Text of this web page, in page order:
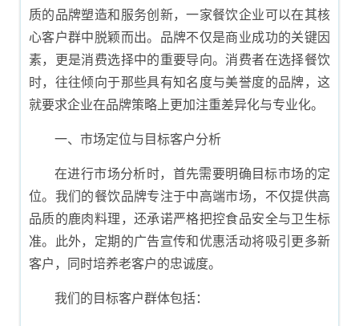
质的品牌塑造和服务创新，一家餐饮企业可以在其核
心客户群中脱颖而出。品牌不仅是商业成功的关键因
素，更是消费选择中的重要导向。消费者在选择餐饮
时，往往倾向于那些具有知名度与美誉度的品牌，这
就要求企业在品牌策略上更加注重差异化与专业化。
一、市场定位与目标客户分析
在进行市场分析时，首先需要明确目标市场的定
位。我们的餐饮品牌专注于中高端市场，不仅提供高
品质的鹿肉料理，还承诺严格把控食品安全与卫生标
准。此外，定期的广告宣传和优惠活动将吸引更多新
客户，同时培养老客户的忠诚度。
我们的目标客户群体包括：